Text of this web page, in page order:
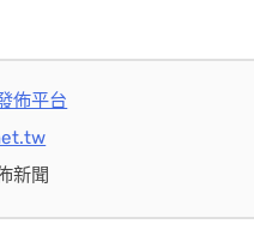
佈平台
新聞